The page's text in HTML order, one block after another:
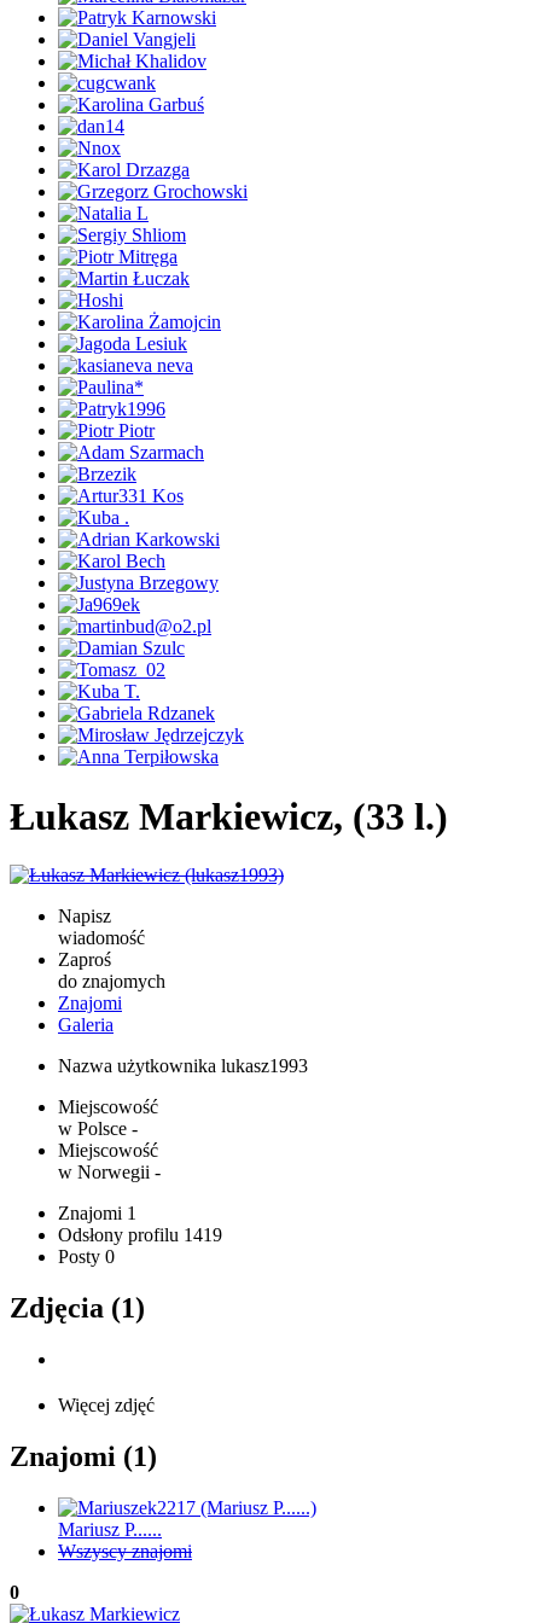
Łukasz Markiewicz, (33 l.)
Napisz
wiadomość
Zaproś
do znajomych
Znajomi
Galeria
Nazwa użytkownika lukasz1993
Miejscowość
w Polsce -
Miejscowość
w Norwegii -
Znajomi 1
Odsłony profilu 1419
Posty 0
Zdjęcia (1)
Więcej zdjęć
Znajomi (1)
Mariusz P......
Wszyscy znajomi
0